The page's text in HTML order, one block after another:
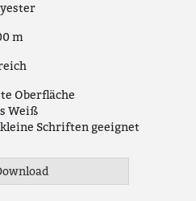
m
Oberfläche
Weiß
Schriften geeignet